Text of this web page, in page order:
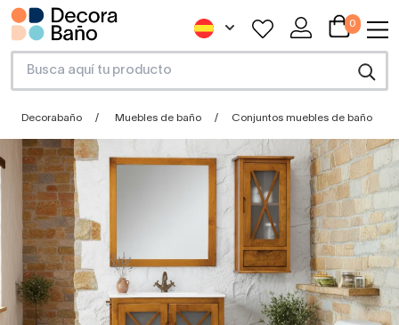
0
Decorabaño Muebles de baño Conjuntos muebles de baño